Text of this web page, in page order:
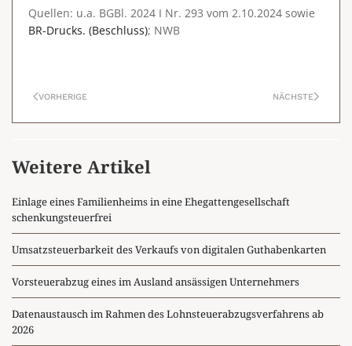
Quellen: u.a. BGBl. 2024 I Nr. 293 vom 2.10.2024 sowie
BR-Drucks. (Beschluss); NWB
VORHERIGE NÄCHSTE
Weitere Artikel
Einlage eines Familienheims in eine Ehegattengesellschaft
schenkungsteuerfrei
Umsatzsteuerbarkeit des Verkaufs von digitalen Guthabenkarten
Vorsteuerabzug eines im Ausland ansässigen Unternehmers
Datenaustausch im Rahmen des Lohnsteuerabzugsverfahrens ab
2026